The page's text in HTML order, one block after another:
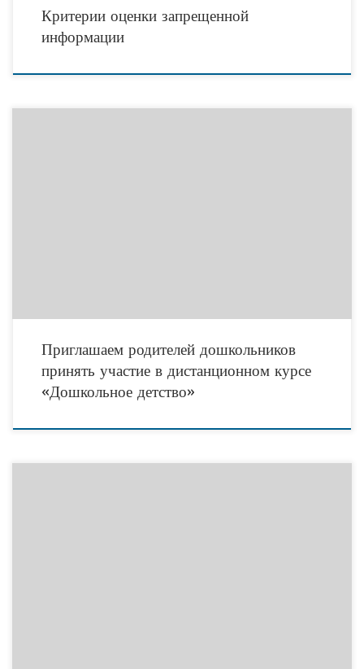
Критерии оценки запрещенной
информации
Приглашаем родителей дошкольников
принять участие в дистанционном курсе
«Дошкольное детство»